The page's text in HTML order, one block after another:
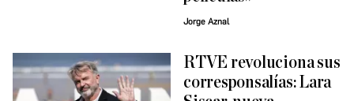
Jorge Aznal
RTVE revoluciona sus
corresponsalías: Lara